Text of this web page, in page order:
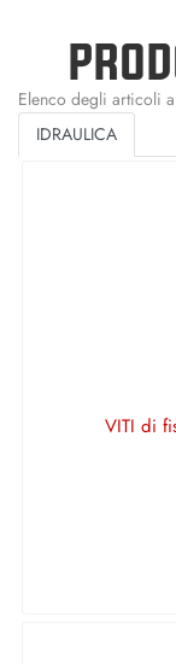
Elenco degli articoli
IDRAULICA
VITI di